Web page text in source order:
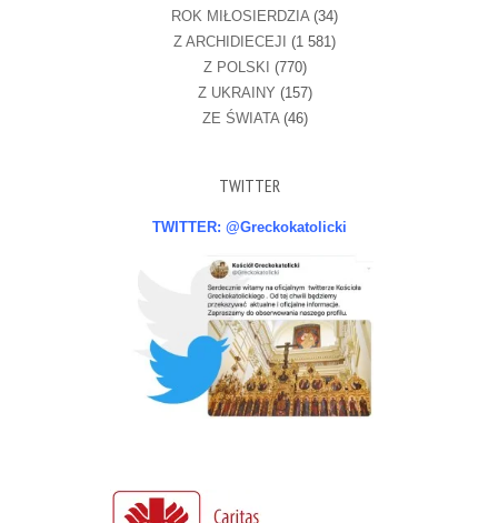
ROK MIŁOSIERDZIA(34)
Z ARCHIDIECEJI (1 581)
Z POLSKI (770)
Z UKRAINY (157)
ZE ŚWIATA(46)
TWITTER
TWITTER: @Greckokatolicki